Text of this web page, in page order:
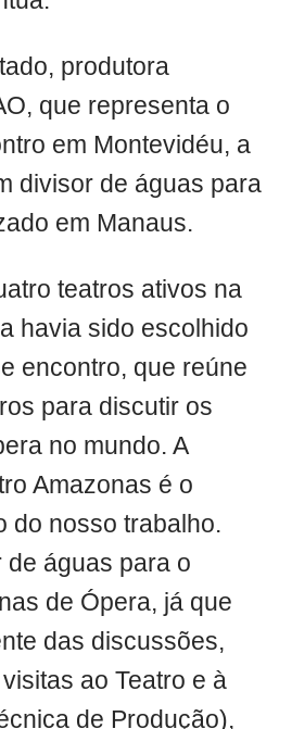
produtora
que representa o
em Montevidéu, a
divisor de águas para
em Manaus.
teatros ativos na
havia sido escolhido
encontro, que reúne
para discutir os
no mundo. A
Amazonas é o
do nosso trabalho.
de águas para o
de Ópera, já que
das discussões,
ao Teatro e à
de Produção),